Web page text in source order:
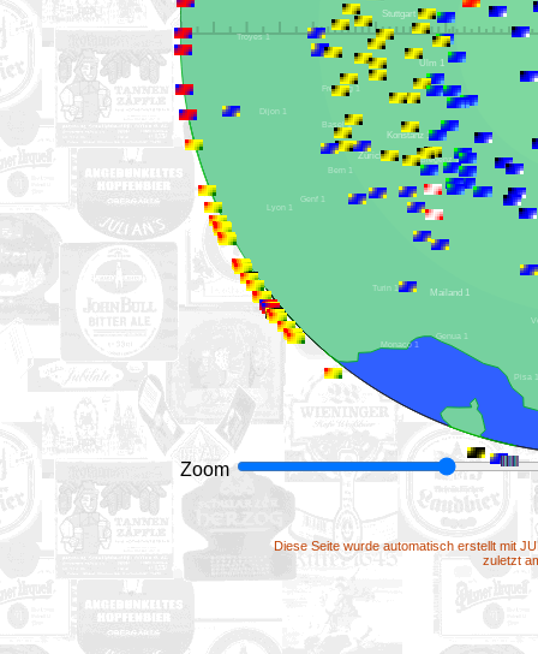
Mailand 1
Genf 1
Zürich 1
Stuttgart 1
Lyon 1
Turin 1
Monaco 1
Bern 1
Genua 1
Basel 1
Troyes 1
Freiburg 1
Konstanz 1
Ulm 1
Dijon 1
Bregenz 1
Zoom
Diese Seite wurde automatisch erstellt mit
zuletzt